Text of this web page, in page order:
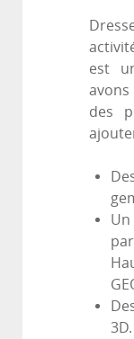
est
des
3D.